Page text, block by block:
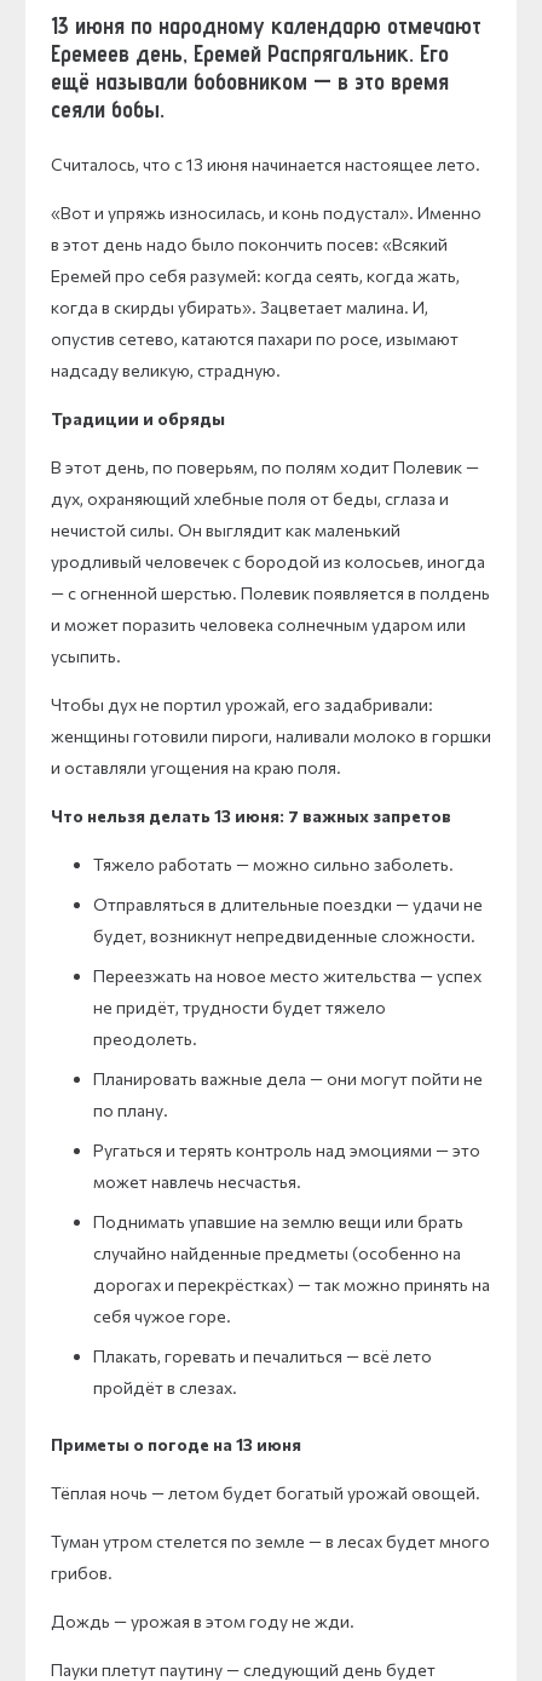
13 июня по народному календарю отмечают
Еремеев день, Еремей Распрягальник. Его
ещё называли бобовником — в это время
сеяли бобы.
Считалось, что с 13 июня начинается настоящее лето.
«Вот и упряжь износилась, и конь подустал». Именно
в этот день надо было покончить посев: «Всякий
Еремей про себя разумей: когда сеять, когда жать,
когда в скирды убирать». Зацветает малина. И,
опустив сетево, катаются пахари по росе, изымают
надсаду великую, страдную.
Традиции и обряды
В этот день, по поверьям, по полям ходит Полевик —
дух, охраняющий хлебные поля от беды, сглаза и
нечистой силы. Он выглядит как маленький
уродливый человечек с бородой из колосьев, иногда
— с огненной шерстью. Полевик появляется в полдень
и может поразить человека солнечным ударом или
усыпить.
Чтобы дух не портил урожай, его задабривали:
женщины готовили пироги, наливали молоко в горшки
и оставляли угощения на краю поля.
Что нельзя делать 13 июня: 7 важных запретов
Тяжело работать — можно сильно заболеть.
Отправляться в длительные поездки — удачи не
будет, возникнут непредвиденные сложности.
Переезжать на новое место жительства — успех
не придёт, трудности будет тяжело
преодолеть.
Планировать важные дела — они могут пойти не
по плану.
Ругаться и терять контроль над эмоциями — это
может навлечь несчастья.
Поднимать упавшие на землю вещи или брать
случайно найденные предметы (особенно на
дорогах и перекрёстках) — так можно принять на
себя чужое горе.
Плакать, горевать и печалиться — всё лето
пройдёт в слезах.
Приметы о погоде на 13 июня
Тёплая ночь — летом будет богатый урожай овощей.
Туман утром стелется по земле — в лесах будет много
грибов.
Дождь — урожая в этом году не жди.
Пауки плетут паутину — следующий день будет